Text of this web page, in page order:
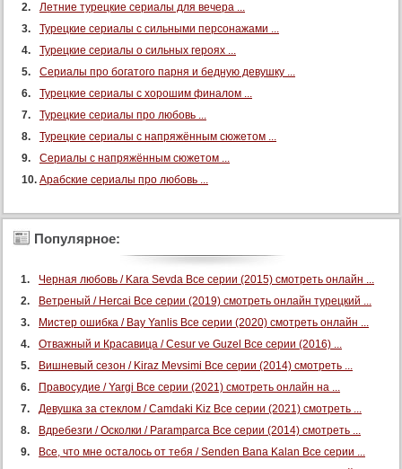
104 серия
105 серия
106 серия
107 серия
110 серия
111 серия
113 серия
114 серия
115 серия
116 серия
117 серия
119 серия
Летние турецкие сериалы для вечера ...
Турецкие сериалы с сильными персонажами ...
Турецкие сериалы о сильных героях ...
Сериалы про богатого парня и бедную девушку ...
Турецкие сериалы с хорошим финалом ...
Турецкие сериалы про любовь ...
Турецкие сериалы с напряжённым сюжетом ...
Сериалы с напряжённым сюжетом ...
Арабские сериалы про любовь ...
Популярное:
Черная любовь / Kara Sevda Все серии (2015) смотреть онлайн ...
Ветреный / Hercai Все серии (2019) смотреть онлайн турецкий ...
Мистер ошибка / Bay Yanlis Все серии (2020) смотреть онлайн ...
Отважный и Красавица / Cesur ve Guzel Все серии (2016) ...
Вишневый сезон / Kiraz Mevsimi Все серии (2014) смотреть ...
Правосудие / Yargi Все серии (2021) смотреть онлайн на ...
Девушка за стеклом / Camdaki Kiz Все серии (2021) смотреть ...
Вдребезги / Осколки / Paramparca Все серии (2014) смотреть ...
Все, что мне осталось от тебя / Senden Bana Kalan Все серии ...